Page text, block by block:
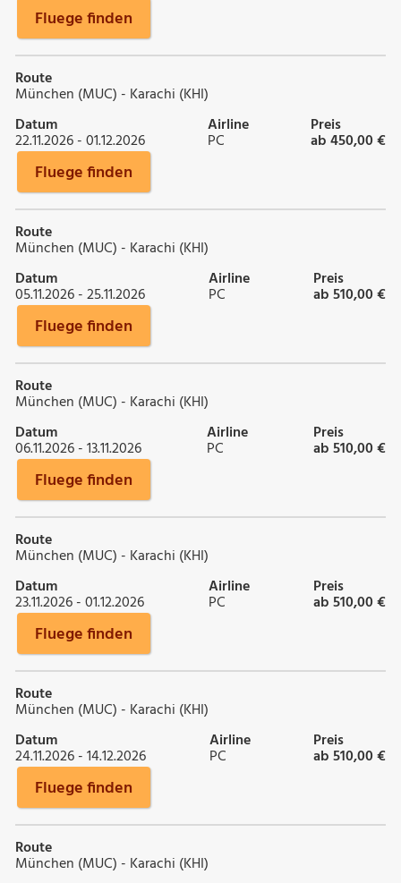
Fluege finden
Route
München (MUC) - Karachi (KHI)
Datum
22.11.2026 - 01.12.2026
Airline
PC
Preis
ab 450,00 €
Fluege finden
Route
München (MUC) - Karachi (KHI)
Datum
05.11.2026 - 25.11.2026
Airline
PC
Preis
ab 510,00 €
Fluege finden
Route
München (MUC) - Karachi (KHI)
Datum
06.11.2026 - 13.11.2026
Airline
PC
Preis
ab 510,00 €
Fluege finden
Route
München (MUC) - Karachi (KHI)
Datum
23.11.2026 - 01.12.2026
Airline
PC
Preis
ab 510,00 €
Fluege finden
Route
München (MUC) - Karachi (KHI)
Datum
24.11.2026 - 14.12.2026
Airline
PC
Preis
ab 510,00 €
Fluege finden
Route
München (MUC) - Karachi (KHI)